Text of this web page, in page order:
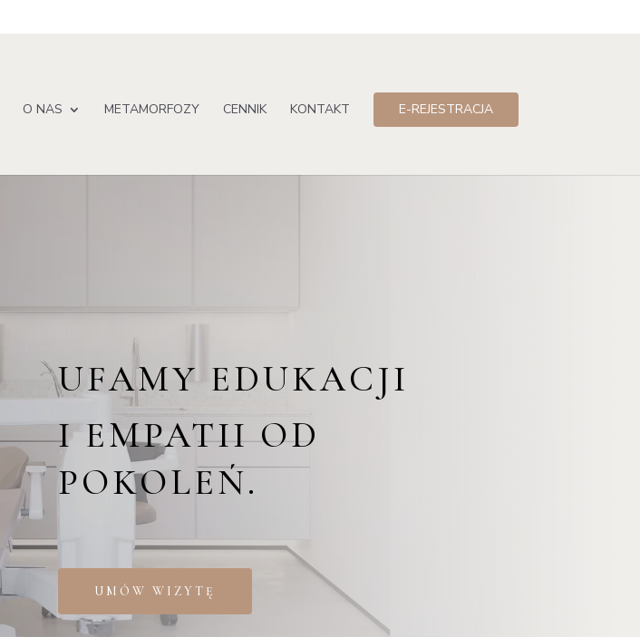
O NAS METAMORFOZY CENNIK KONTAKT E-REJESTRACJA
UFAMY EDUKACJI
I EMPATII OD
POKOLEŃ.
UMÓW WIZYTĘ